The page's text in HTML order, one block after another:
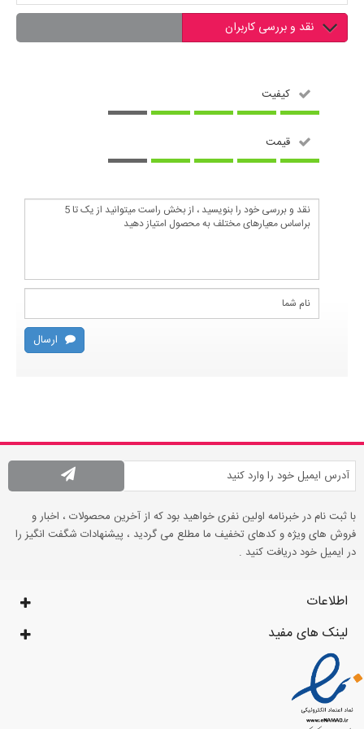
نقد و بررسی کاربران
کیفیت
قیمت
ارسال
با ثبت نام در خبرنامه اولین نفری خواهید بود که از آخرین محصولات ، اخبار و
فروش های ویژه و کدهای تخفیف ما مطلع می گردید ، پیشنهادات شگفت انگیز را
در ایمیل خود دریافت کنید .
اطلاعات
لینک های مفید